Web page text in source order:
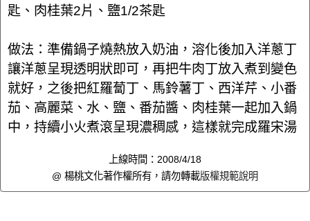
匙、肉桂葉2片、鹽1/2茶匙
做法：準備鍋子燒熱放入奶油，溶化後加入洋蔥丁
讓洋蔥呈現透明狀即可，再把牛肉丁放入煮到變色
就好，之後把紅羅蔔丁、馬鈴薯丁、西洋芹、小番
茄、高麗菜、水、鹽、番茄醬、肉桂葉一起加入鍋
中，持續小火煮滾呈現濃稠感，這樣就完成羅宋湯
上線時間：2008/4/18
@ 楊桃文化著作權所有，請勿轉載版權規範說明